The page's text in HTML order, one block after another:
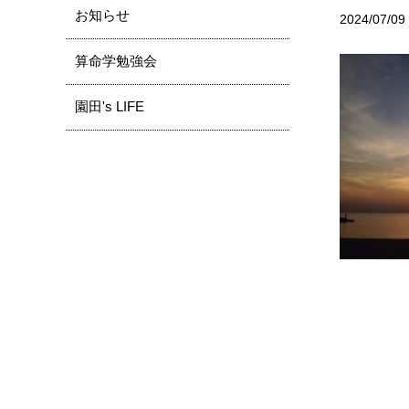
2024/07/09
お知らせ
算命学勉強会
園田's LIFE